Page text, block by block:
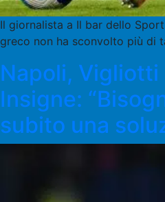
Il giornalista a Il bar dello
greco non ha sconvolto più di
Napoli, Vigliotti
Insigne:
subito una